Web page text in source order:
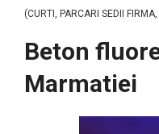
(CURTI, PARCARI SEDII
Beton
Marmatiei